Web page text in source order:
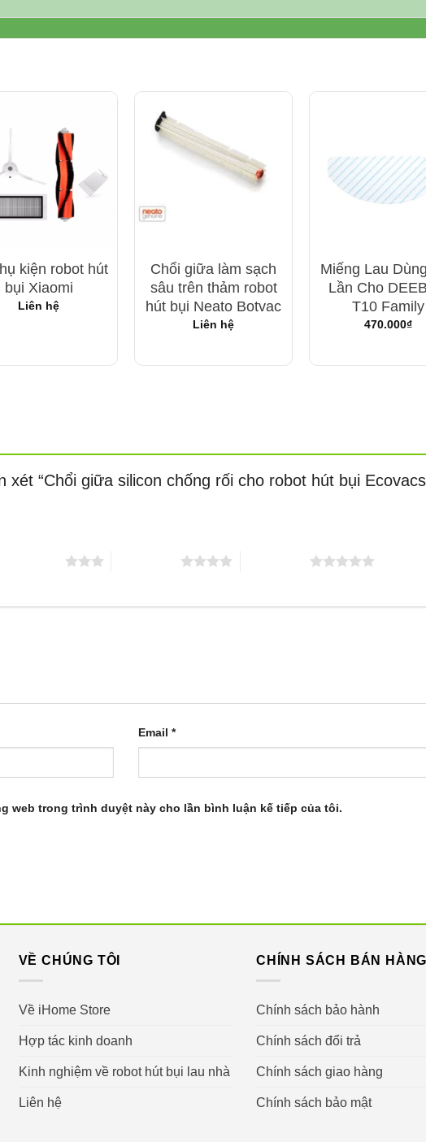
kiện robot hút
bụi Xiaomi
Liên hệ
Chổi giữa làm sạch
sâu trên thảm robot
hút bụi Neato Botvac
Liên hệ
Miếng Lau
Lần Cho
T10 Family
470.000₫
xét “Chổi giữa silicon chống rối cho robot hút bụi Ecovacs
Email *
web trong trình duyệt này cho lần bình luận kế tiếp của tôi.
VỀ CHÚNG TÔI
Về iHome Store
Hợp tác kinh doanh
Kinh nghiệm về robot hút bụi lau nhà
Liên hệ
CHÍNH SÁCH BÁN HÀNG
Chính sách bảo hành
Chính sách đổi trả
Chính sách giao hàng
Chính sách bảo mật